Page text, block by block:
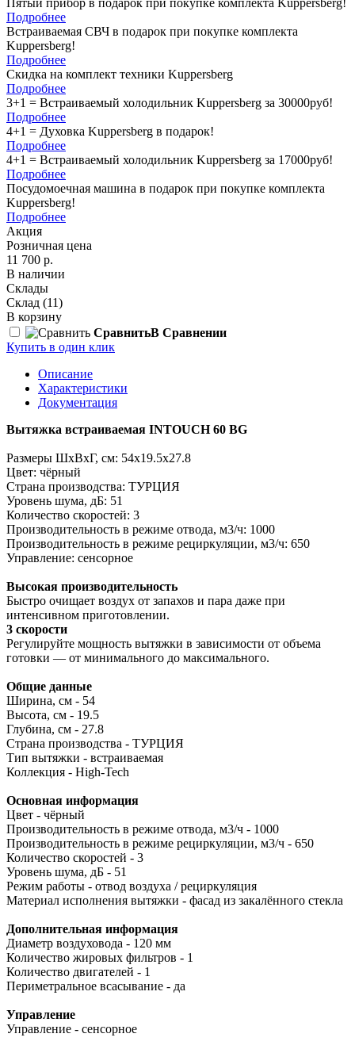
Подробнее
Встраиваемая СВЧ в подарок при покупке комплекта
Kuppersberg!
Подробнее
Скидка на комплект техники Kuppersberg
Подробнее
3+1 = Встраиваемый холодильник Kuppersberg за 30000руб!
Подробнее
4+1 = Духовка Kuppersberg в подарок!
Подробнее
4+1 = Встраиваемый холодильник Kuppersberg за 17000руб!
Подробнее
Посудомоечная машина в подарок при покупке комплекта
Kuppersberg!
Подробнее
Акция
Розничная цена
11 700 р.
В наличии
Склады
Склад (11)
В корзину
СравнитьВ Сравнении
Купить в один клик
Описание
Характеристики
Документация
Вытяжка встраиваемая INTOUCH 60 BG
Размеры ШxВxГ, см: 54x19.5x27.8
Цвет: чёрный
Страна производства: ТУРЦИЯ
Уровень шума, дБ: 51
Количество скоростей: 3
Производительность в режиме отвода, м3/ч: 1000
Производительность в режиме рециркуляции, м3/ч: 650
Управление: сенсорное
Высокая производительность
Быстро очищает воздух от запахов и пара даже при
интенсивном приготовлении.
3 скорости
Регулируйте мощность вытяжки в зависимости от объема
готовки — от минимального до максимального.
Общие данные
Ширина, см - 54
Высота, см - 19.5
Глубина, см - 27.8
Страна производства - ТУРЦИЯ
Тип вытяжки - встраиваемая
Коллекция - High-Tech
Основная информация
Цвет - чёрный
Производительность в режиме отвода, м3/ч - 1000
Производительность в режиме рециркуляции, м3/ч - 650
Количество скоростей - 3
Уровень шума, дБ - 51
Режим работы - отвод воздуха / рециркуляция
Материал исполнения вытяжки - фасад из закалённого стекла
Дополнительная информация
Диаметр воздуховода - 120 мм
Количество жировых фильтров - 1
Количество двигателей - 1
Периметральное всасывание - да
Управление
Управление - сенсорное